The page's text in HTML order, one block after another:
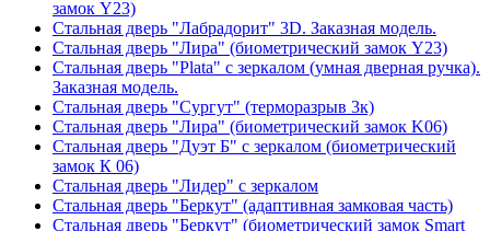
замок Y23)
Стальная дверь "Лабрадорит" 3D. Заказная модель.
Стальная дверь "Лира" (биометрический замок Y23)
Стальная дверь "Plata" с зеркалом (умная дверная ручка).
Заказная модель.
Стальная дверь "Сургут" (терморазрыв 3к)
Стальная дверь "Лира" (биометрический замок K06)
Стальная дверь "Дуэт Б" с зеркалом (биометрический
замок К 06)
Стальная дверь "Лидер" с зеркалом
Стальная дверь "Беркут" (адаптивная замковая часть)
Стальная дверь "Беркут" (биометрический замок Smart